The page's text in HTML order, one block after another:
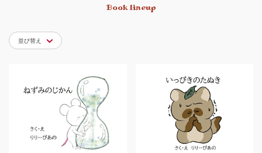
Book lineup
並び替え